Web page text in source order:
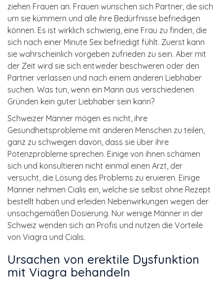
ziehen Frauen an. Frauen wünschen sich Partner, die sich
um sie kümmern und alle ihre Bedürfnisse befriedigen
können. Es ist wirklich schwierig, eine Frau zu finden, die
sich nach einer Minute Sex befriedigt fühlt. Zuerst kann
sie wahrscheinlich vorgeben zufrieden zu sein. Aber mit
der Zeit wird sie sich entweder beschweren oder den
Partner verlassen und nach einem anderen Liebhaber
suchen. Was tun, wenn ein Mann aus verschiedenen
Gründen kein guter Liebhaber sein kann?
Schweizer Männer mögen es nicht, ihre
Gesundheitsprobleme mit anderen Menschen zu teilen,
ganz zu schweigen davon, dass sie über ihre
Potenzprobleme sprechen. Einige von ihnen schämen
sich und konsultieren nicht einmal einen Arzt, der
versucht, die Lösung des Problems zu eruieren. Einige
Männer nehmen Cialis ein, welche sie selbst ohne Rezept
bestellt haben und erleiden Nebenwirkungen wegen der
unsachgemäßen Dosierung. Nur wenige Männer in der
Schweiz wenden sich an Profis und nutzen die Vorteile
von Viagra und Cialis.
Ursachen von erektile Dysfunktion
mit Viagra behandeln